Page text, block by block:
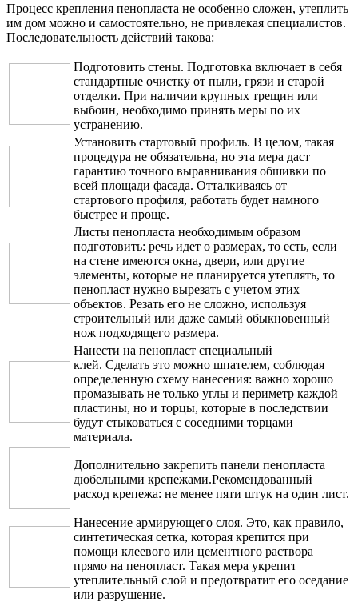
Процесс крепления пенопласта не особенно сложен, утеплить
им дом можно и самостоятельно, не привлекая специалистов.
Последовательность действий такова:
Подготовить стены. Подготовка включает в себя
стандартные очистку от пыли, грязи и старой
отделки. При наличии крупных трещин или
выбоин, необходимо принять меры по их
устранению.
Установить стартовый профиль. В целом, такая
процедура не обязательна, но эта мера даст
гарантию точного выравнивания обшивки по
всей площади фасада. Отталкиваясь от
стартового профиля, работать будет намного
быстрее и проще.
Листы пенопласта необходимым образом
подготовить: речь идет о размерах, то есть, если
на стене имеются окна, двери, или другие
элементы, которые не планируется утеплять, то
пенопласт нужно вырезать с учетом этих
объектов. Резать его не сложно, используя
строительный или даже самый обыкновенный
нож подходящего размера.
Нанести на пенопласт специальный
клей. Сделать это можно шпателем, соблюдая
определенную схему нанесения: важно хорошо
промазывать не только углы и периметр каждой
пластины, но и торцы, которые в последствии
будут стыковаться с соседними торцами
материала.
Дополнительно закрепить панели пенопласта
дюбельными крепежами.Рекомендованный
расход крепежа: не менее пяти штук на один лист.
Нанесение армирующего слоя. Это, как правило,
синтетическая сетка, которая крепится при
помощи клеевого или цементного раствора
прямо на пенопласт. Такая мера укрепит
утеплительный слой и предотвратит его оседание
или разрушение.